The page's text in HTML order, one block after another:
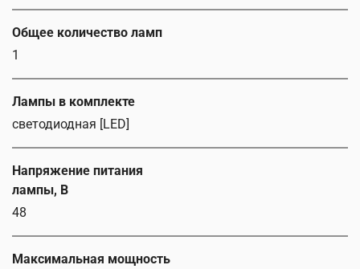
Общее количество ламп
1
Лампы в комплекте
светодиодная [LED]
Напряжение питания
лампы, В
48
Максимальная мощность